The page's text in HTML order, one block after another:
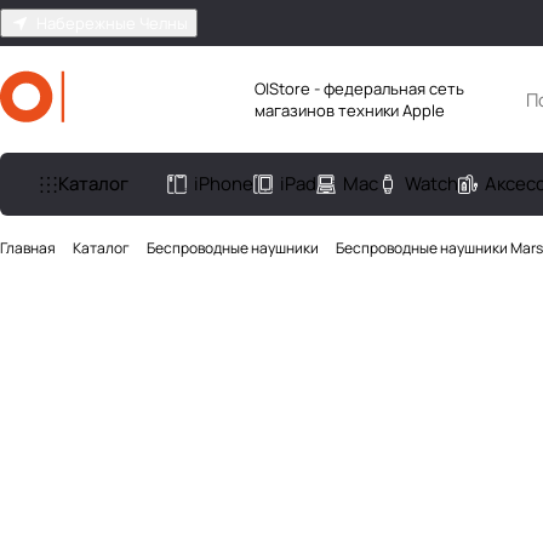
O|Store - федеральная сеть
магазинов техники Apple
Каталог iPhone iPad Mac Watch
Главная Каталог Беcпроводные наушники Беспроводные наушники